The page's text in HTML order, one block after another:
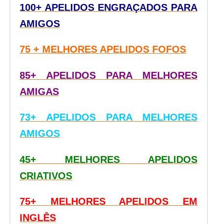
100+ APELIDOS ENGRAÇADOS PARA
AMIGOS
75 + MELHORES APELIDOS FOFOS
85+ APELIDOS PARA MELHORES
AMIGAS
73+ APELIDOS PARA MELHORES
AMIGOS
45+ MELHORES APELIDOS
CRIATIVOS
75+ MELHORES APELIDOS EM
INGLÊS